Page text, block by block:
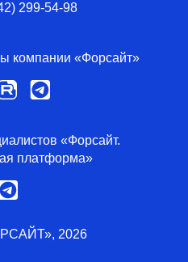
299-54-98
компании «Форсайт»
«Форсайт.
платформа»
2026